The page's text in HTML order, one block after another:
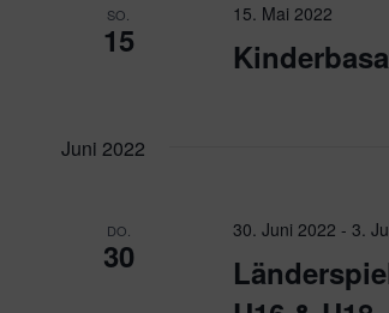
SO.
15
15. Mai 2022
Juni 2022
DO.
30
30. Juni 2022 -3.